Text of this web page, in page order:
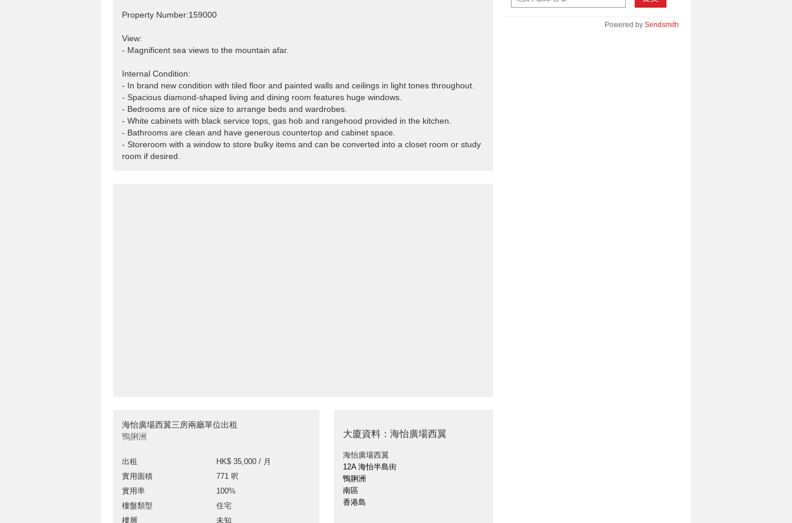
Property Number:159000
View:
- Magnificent sea views to the mountain afar.
Internal Condition:
- In brand new condition with tiled floor and painted walls and ceilings in light tones throughout.
- Spacious diamond-shaped living and dining room features huge windows.
- Bedrooms are of nice size to arrange beds and wardrobes.
- White cabinets with black service tops, gas hob and rangehood provided in the kitchen.
- Bathrooms are clean and have generous countertop and cabinet space.
- Storeroom with a window to store bulky items and can be converted into a closet room or study
room if desired.
海怡廣場西翼三房兩廳單位出租
鴨脷洲
出租
HK$ 35,000 / 月
實用面積
771 呎
實用率
100%
樓盤類型
住宅
樓層
未知
大廈資料：海怡廣場西翼
海怡廣場西翼
12A 海怡半島街
鴨脷洲
南區
香港島
Powered by Sendsmith